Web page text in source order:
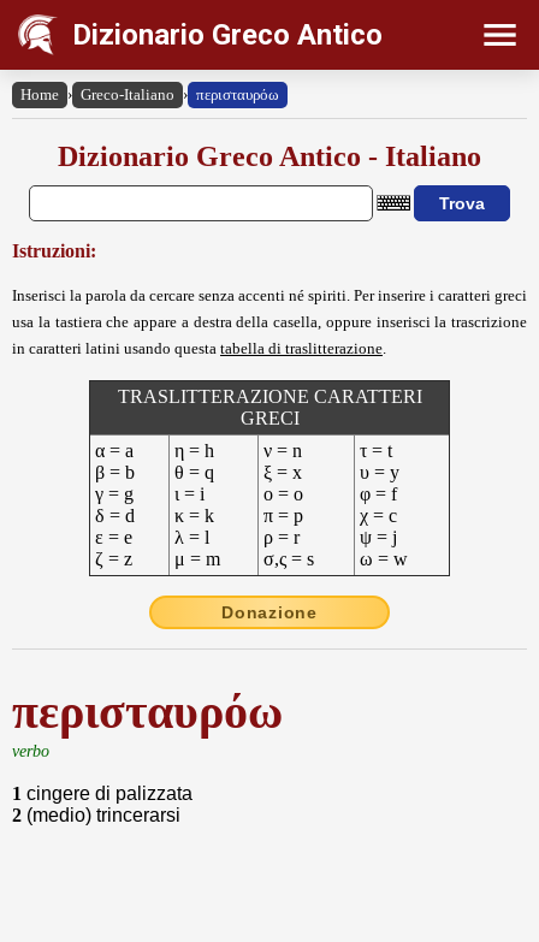
Dizionario Greco Antico
Home › Greco-Italiano › περισταυρόω
Dizionario Greco Antico - Italiano
Istruzioni:
Inserisci la parola da cercare senza accenti né spiriti. Per inserire i caratteri greci
usa la tastiera che appare a destra della casella, oppure inserisci la trascrizione
in caratteri latini usando questa tabella di traslitterazione
TRASLITTERAZIONE CARATTERI
GRECI
α = a
β = b
γ = g
δ = d
ε = e
ζ = z
η = h
θ = q
ι = i
κ = k
λ = l
μ = m
ν = n
ξ = x
ο = o
π = p
ρ = r
σ,ς = s
τ = t
υ = y
φ = f
χ = c
ψ = j
ω = w
Donazione
περισταυρόω
verbo
1 cingere di palizzata
2 (medio) trincerarsi